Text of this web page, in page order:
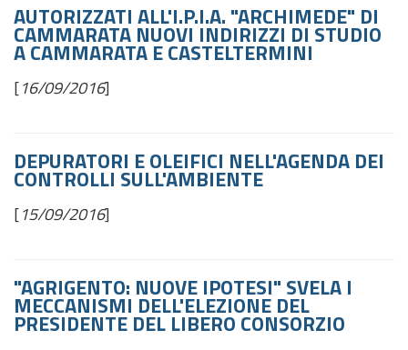
AUTORIZZATI ALL'I.P.I.A. "ARCHIMEDE" DI
CAMMARATA NUOVI INDIRIZZI DI STUDIO
A CAMMARATA E CASTELTERMINI
[16/09/2016]
DEPURATORI E OLEIFICI NELL'AGENDA DEI
CONTROLLI SULL'AMBIENTE
[15/09/2016]
"AGRIGENTO: NUOVE IPOTESI" SVELA I
MECCANISMI DELL'ELEZIONE DEL
PRESIDENTE DEL LIBERO CONSORZIO